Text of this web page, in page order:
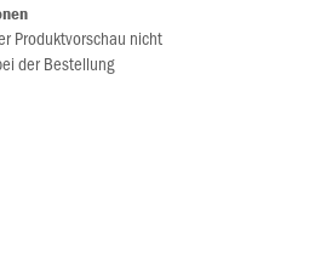
Produktvorschau nicht
der Bestellung